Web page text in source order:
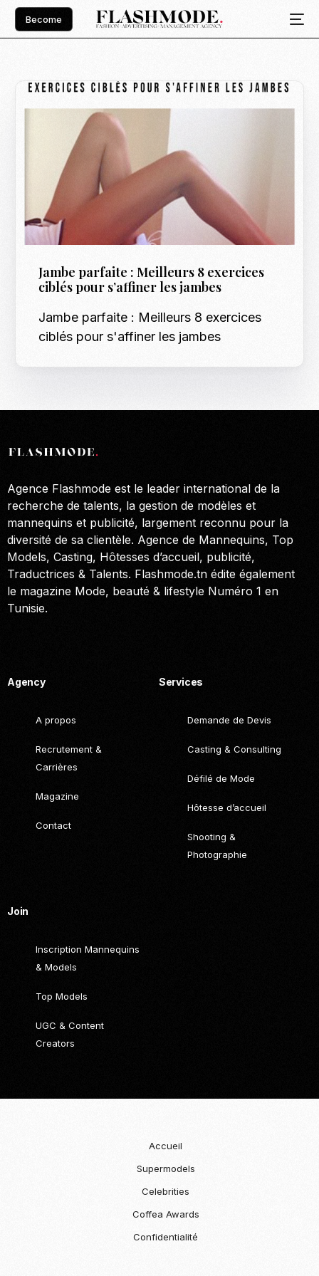
Become
Jambe parfaite : Meilleurs 8 exercices
ciblés pour s’affiner les jambes
Jambe parfaite : Meilleurs 8 exercices
ciblés pour s'affiner les jambes
Agence Flashmode est le leader international de la
recherche de talents, la gestion de modèles et
mannequins et publicité, largement reconnu pour la
diversité de sa clientèle. Agence de Mannequins, Top
Models, Casting, Hôtesses d’accueil, publicité,
Traductrices & Talents. Flashmode.tn édite également
le magazine Mode, beauté & lifestyle Numéro 1 en
Tunisie.
Agency
A propos
Recrutement &
Carrières
Magazine
Contact
Services
Demande de Devis
Casting & Consulting
Défilé de Mode
Hôtesse d’accueil
Shooting &
Photographie
Join
Inscription Mannequins
& Models
Top Models
UGC & Content
Creators
Accueil
Supermodels
Celebrities
Coffea Awards
Confidentialité